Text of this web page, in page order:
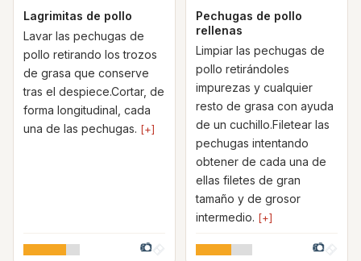
Lagrimitas de pollo
Lavar las pechugas de
pollo retirando los trozos
de grasa que conserve
tras el despiece.Cortar, de
forma longitudinal, cada
una de las pechugas. [+]
Pechugas de pollo
rellenas
Limpiar las pechugas de
pollo retirándoles
impurezas y cualquier
resto de grasa con ayuda
de un cuchillo.Filetear las
pechugas intentando
obtener de cada una de
ellas filetes de gran
tamaño y de grosor
intermedio. [+]